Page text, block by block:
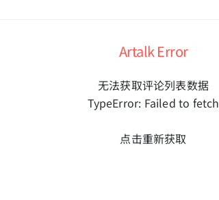
Artalk Error
无法获取评论列表数据
TypeError: Failed to fetch
点击重新获取